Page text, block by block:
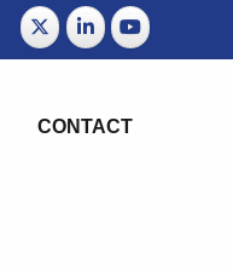
CONTACT